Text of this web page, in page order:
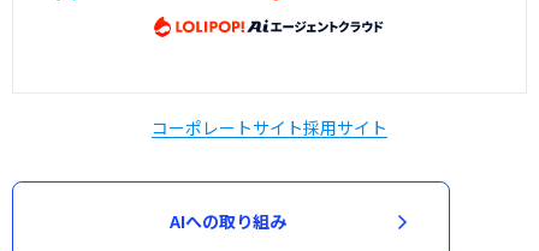
コーポレートサイト採用サイト
AIへの取り組み